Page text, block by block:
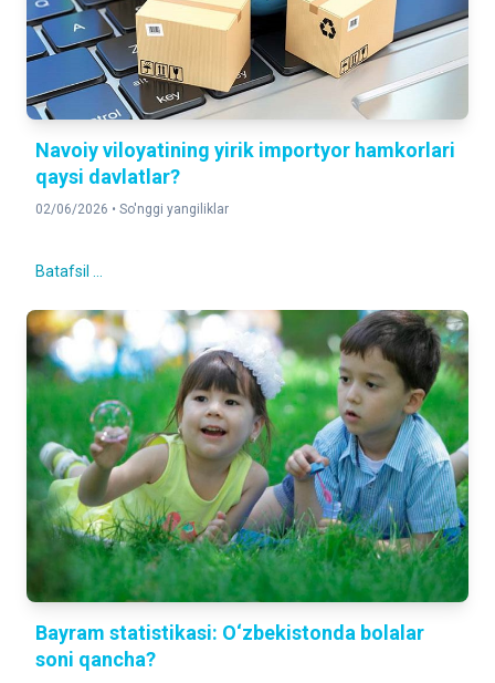
Navoiy viloyatining yirik importyor hamkorlari
qaysi davlatlar?
02/06/2026 • So'nggi yangiliklar
Batafsil ...
Bayram statistikasi: O‘zbekistonda bolalar
soni qancha?